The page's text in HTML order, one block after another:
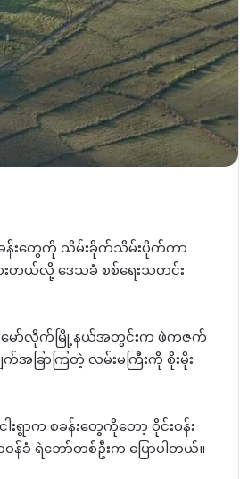
န်းတွေကို သိမ်းခိုက်သိမ်းပိုက်ကာ
တယ်လို့ ဒေသခံ စစ်ရေးသတင်း
မော်လိုက်မြို့နယ်အတွင်းက ဖဲကဇက်
ခြာကြတဲ့ လမ်းမကြီးကို စိုးမိုး
ရွာက စခန်းတွေကိုတော့ ဝိုင်းဝန်း
ခံ ရဲဘော်တစ်ဦးက ပြောပါတယ်။